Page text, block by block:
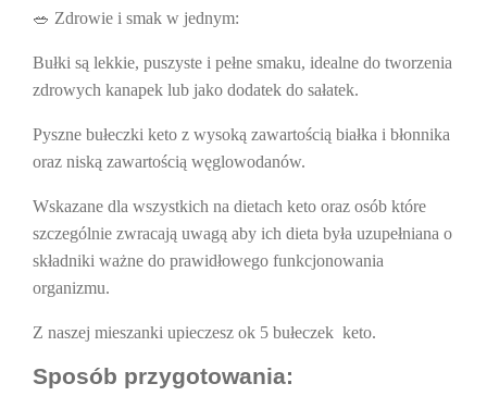
🥗 Zdrowie i smak w jednym:
Bułki są lekkie, puszyste i pełne smaku, idealne do tworzenia
zdrowych kanapek lub jako dodatek do sałatek.
Pyszne bułeczki keto z wysoką zawartością białka i błonnika
oraz niską zawartością węglowodanów.
Wskazane dla wszystkich na dietach keto oraz osób które
szczególnie zwracają uwagą aby ich dieta była uzupełniana o
składniki ważne do prawidłowego funkcjonowania
organizmu.
Z naszej mieszanki upieczesz ok 5 bułeczek keto.
Sposób przygotowania: